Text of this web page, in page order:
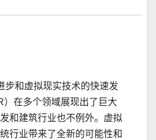
步和虚拟现实技术的快速发
）在多个领域展现出了巨大
和建筑行业也不例外。虚拟
行业带来了全新的可能性和